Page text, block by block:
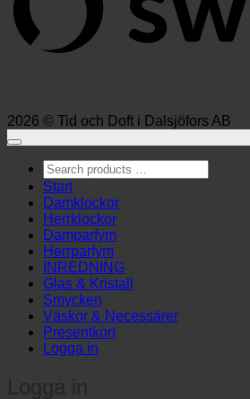
2026 © Tid och Doft i Dalsjöfors AB
Search
products
…
Start
Damklockor
Herrklockor
Damparfym
Herrparfym
INREDNING
Glas & Kristall
Smycken
Väskor & Necessärer
Presentkort
Logga in